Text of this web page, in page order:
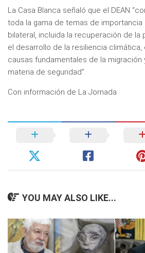
La Casa Blanca señaló que el DEAN
toda la gama de temas de importancia
bilateral, incluida la recuperación de la
el desarrollo de la resiliencia climática,
causas fundamentales de la
materia de seguridad”.
Con información de La Jornada
YOU MAY ALSO LIKE...